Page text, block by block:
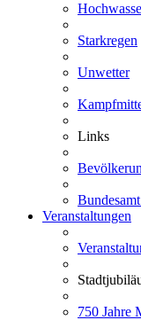
Starkregen
Unwetter
Links
Veranstaltungen
750 Jahre